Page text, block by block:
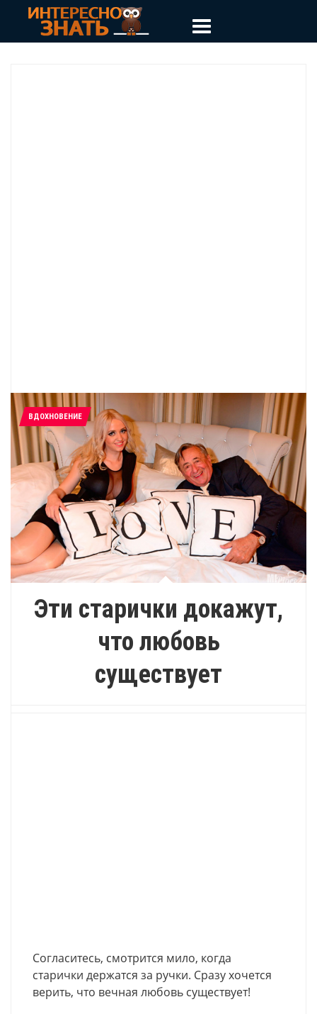
ВДОХНОВЕНИЕ
Эти старички докажут,
что любовь
существует
Согласитесь, смотрится мило, когда
старички держатся за ручки. Сразу хочется
верить, что вечная любовь существует!